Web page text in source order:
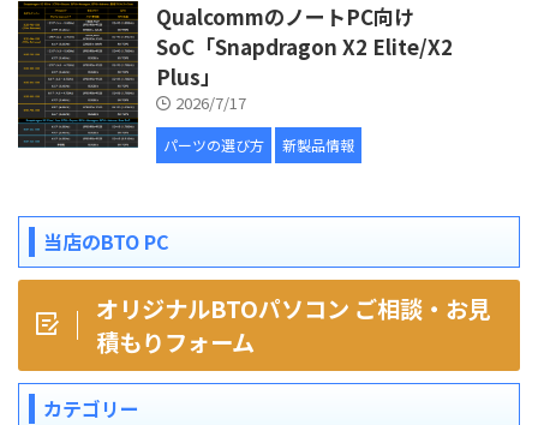
QualcommのノートPC向け
SoC「Snapdragon X2 Elite/X2
Plus」
2026/7/17
パーツの選び方 新製品情報
当店のBTO PC
オリジナルBTOパソコン ご相談・お見
積もりフォーム
カテゴリー